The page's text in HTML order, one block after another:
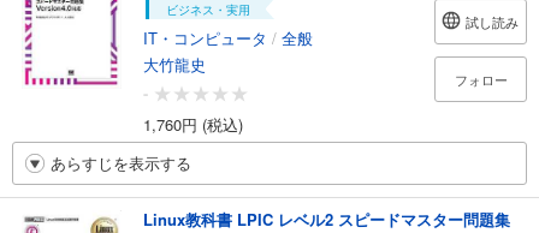
ビジネス・実用
IT・コンピュータ / 全般
大竹龍史
-
1,760円 (税込)
試し読み
フォロー
あらすじを表示する
Linux教科書 LPIC レベル2 スピードマスター問題集